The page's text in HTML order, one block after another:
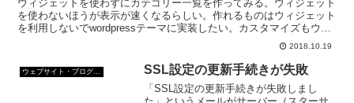
ウィジェットを使わずにカテゴリー一覧を作ってみる。ウィジェット
を使わないほうが表示が速くなるらしい。作れるものはウィジェット
を利用しないでwordpressテーマに実装したい。カスタマイズもウィ
2018.10.19
SSL設定の更新手続きが失敗
「SSL設定の更新手続きが失敗しまし